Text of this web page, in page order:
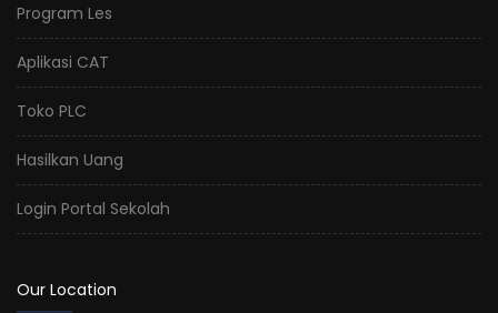
Program Les
Aplikasi CAT
Toko PLC
Hasilkan Uang
Login Portal Sekolah
Our Location